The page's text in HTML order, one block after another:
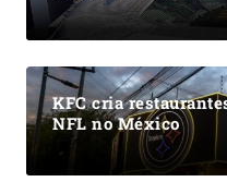
KFC cria
NFL no México